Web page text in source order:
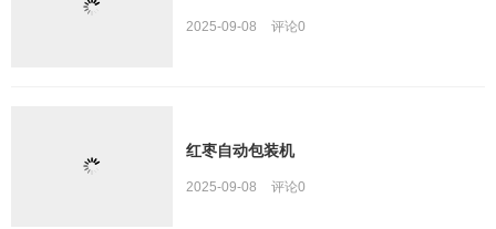
2025-09-08 评论0
红枣自动包装机
2025-09-08 评论0